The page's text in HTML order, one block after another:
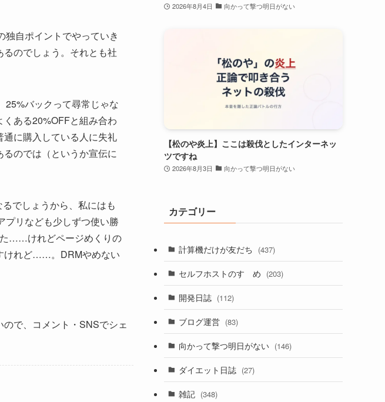
自ポイントでやっていき
のでしょう。それとも社
25%バックって尋常じゃな
ある20%OFFと組み合わ
に購入している人に失礼
のでは（というか宣伝に
でしょうから、私にはも
プリなども少しずつ使い勝
た……けれどページめくりの
けれど……。DRMやめない
で、コメント・SNSでシェ
2026年8月4日 向かって撃つ明日がない
【松のや炎上】ここは殺伐としたインターネッ
ツですね
2026年8月3日 向かって撃つ明日がない
カテゴリー
計算機だけが友だち (437)
セルフホストのすゝめ (203)
開発日誌 (112)
ブログ運営 (83)
向かって撃つ明日がない (146)
ダイエット日誌 (27)
雑記 (348)